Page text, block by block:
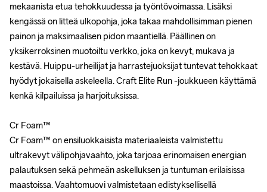
mekaanista etua tehokkuudessa ja työntövoimassa. Lisäksi
kengässä on litteä ulkopohja, joka takaa mahdollisimman pienen
painon ja maksimaalisen pidon maantiellä. Päällinen on
yksikerroksinen muotoiltu verkko, joka on kevyt, mukava ja
kestävä. Huippu-urheilijat ja harrastejuoksijat tuntevat tehokkaat
hyödyt jokaisella askeleella. Craft Elite Run -joukkueen käyttämä
kenkä kilpailuissa ja harjoituksissa.
Cr Foam™
Cr Foam™ on ensiluokkaisista materiaaleista valmistettu
ultrakevyt välipohjavaahto, joka tarjoaa erinomaisen energian
palautuksen sekä pehmeän askelluksen ja tuntuman erilaisissa
maastoissa. Vaahtomuovi valmistetaan edistyksellisellä
mekaanista etua tehokkuudessa ja työntövoimassa. Lisäksi
kengässä on litteä ulkopohja, joka takaa mahdollisimman pienen
painon ja maksimaalisen pidon maantiellä. Päällinen on
yksikerroksinen muotoiltu verkko, joka on kevyt, mukava ja
kestävä. Huippu-urheilijat ja harrastejuoksijat tuntevat tehokkaat
hyödyt jokaisella askeleella. Craft Elite Run -joukkueen käyttämä
kenkä kilpailuissa ja harjoituksissa.
Cr Foam™
Cr Foam™ on ensiluokkaisista materiaaleista valmistettu
ultrakevyt välipohjavaahto, joka tarjoaa erinomaisen energian
palautuksen sekä pehmeän askelluksen ja tuntuman erilaisissa
maastoissa. Vaahtomuovi valmistetaan edistyksellisellä